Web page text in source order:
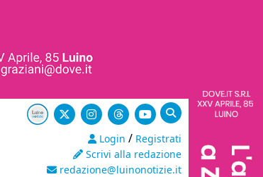
Login / Registrati
Scrivi alla redazione
redazione@luinonotizie.it